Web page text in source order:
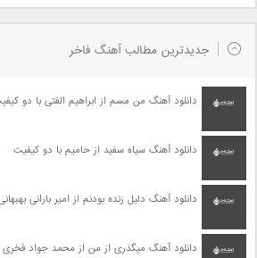
جدیدترین مطالب آهنگ فاخر
دانلود آهنگ من مسم از ابراهیم الفتی با دو
دانلود آهنگ سیاه سفید از حامیم با دو کیفیت
دانلود آهنگ دلیل زنده بودنم از امیر بارانی
دانلود آهنگ میگذری از من از محمد جواد فخری